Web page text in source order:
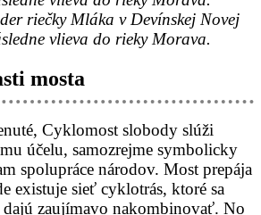
riečky Mláka v Devínskej Novej
vlieva do rieky Morava.
mosta
Cyklomost slobody slúži
účelu, samozrejme symbolicky
spolupráce národov. Most prepája
existuje sieť cyklotrás, ktoré sa
zaujímavo nakombinovať. No